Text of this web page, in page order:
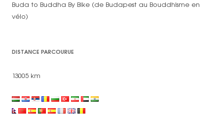
Buda to Buddha By Bike (de Budapest au Bouddhisme en
vélo)
DISTANCE PARCOURUE
13005 km